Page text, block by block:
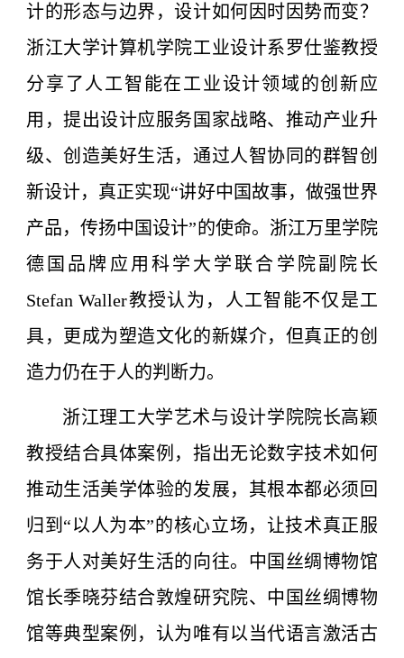
计的形态与边界，设计如何因时因势而变？
浙江大学计算机学院工业设计系罗仕鉴教授
分享了人工智能在工业设计领域的创新应
用，提出设计应服务国家战略、推动产业升
级、创造美好生活，通过人智协同的群智创
新设计，真正实现“讲好中国故事，做强世界
产品，传扬中国设计”的使命。浙江万里学院
德国品牌应用科学大学联合学院副院长
Stefan Waller教授认为，人工智能不仅是工
具，更成为塑造文化的新媒介，但真正的创
造力仍在于人的判断力。
浙江理工大学艺术与设计学院院长高颖
教授结合具体案例，指出无论数字技术如何
推动生活美学体验的发展，其根本都必须回
归到“以人为本”的核心立场，让技术真正服
务于人对美好生活的向往。中国丝绸博物馆
馆长季晓芬结合敦煌研究院、中国丝绸博物
馆等典型案例，认为唯有以当代语言激活古